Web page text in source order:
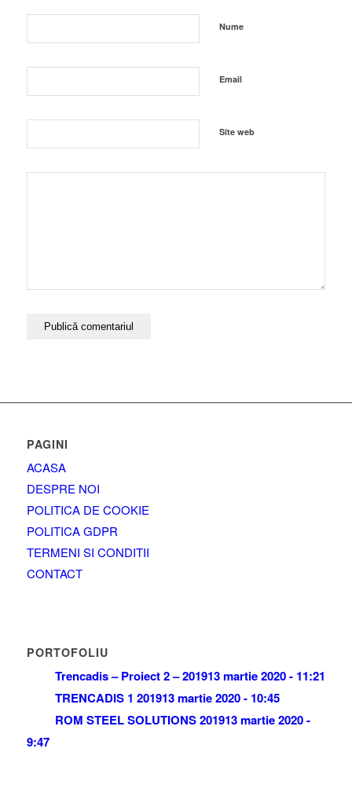
Nume
Email
Site web
PAGINI
ACASA
DESPRE NOI
POLITICA DE COOKIE
POLITICA GDPR
TERMENI SI CONDITII
CONTACT
PORTOFOLIU
Trencadis – Proiect 2 – 201913 martie 2020 - 11:21
TRENCADIS 1 201913 martie 2020 - 10:45
ROM STEEL SOLUTIONS 201913 martie 2020 -
9:47